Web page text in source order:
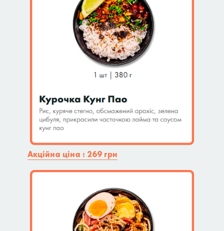
Акційна ціна : 269 грн